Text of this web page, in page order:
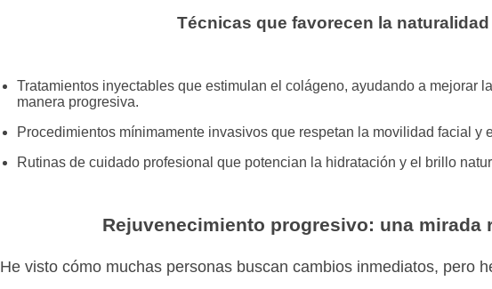
Técnicas que favorecen la naturalidad
Tratamientos inyectables que estimulan el colágeno, ayudando a mejorar
manera progresiva.
Procedimientos mínimamente invasivos que respetan la movilidad facial y
Rutinas de cuidado profesional que potencian la hidratación y el brillo
Rejuvenecimiento progresivo: una mirada
He visto cómo muchas personas buscan cambios inmediatos, pero